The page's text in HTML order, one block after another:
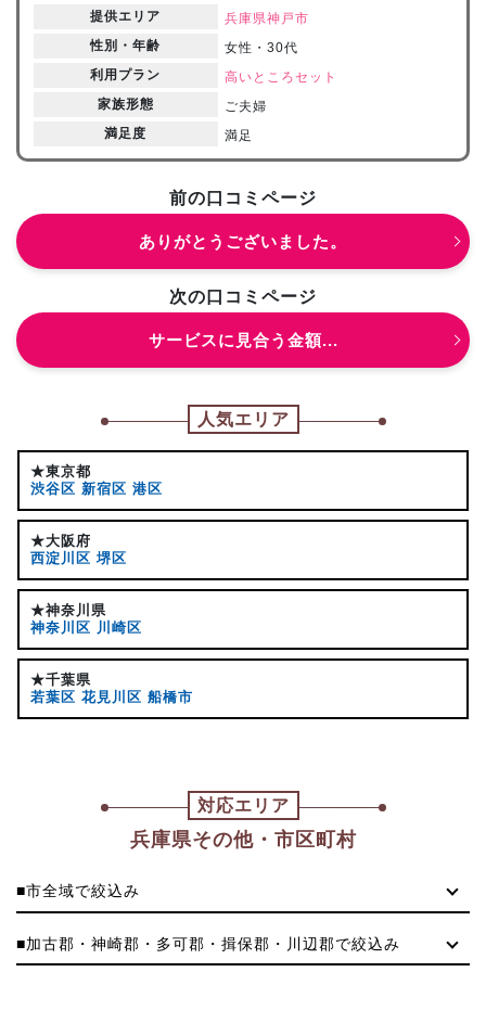
提供エリア
兵庫県神戸市
性別・年齢
女性・30代
利用プラン
高いところセット
家族形態
ご夫婦
満足度
満足
前の口コミページ
ありがとうございました。
次の口コミページ
サービスに見合う金額...
人気エリア
★東京都
渋谷区 新宿区 港区
★大阪府
西淀川区 堺区
★神奈川県
神奈川区 川崎区
★千葉県
若葉区 花見川区 船橋市
対応エリア
兵庫県その他・市区町村
■市全域で絞込み
■加古郡・神崎郡・多可郡・揖保郡・川辺郡で絞込み